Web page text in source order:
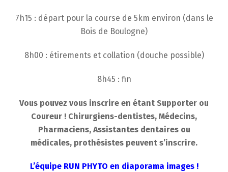
7h15 : départ pour la course de 5km environ (dans le
Bois de Boulogne)
8h00 : étirements et collation (douche possible)
8h45 : fin
Vous pouvez vous inscrire en étant Supporter ou
Coureur ! Chirurgiens-dentistes, Médecins,
Pharmaciens, Assistantes dentaires ou
médicales, prothésistes peuvent s’inscrire.
L’équipe RUN PHYTO en diaporama images !